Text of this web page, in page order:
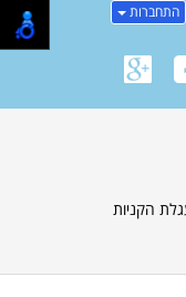
התחברות
הקניות